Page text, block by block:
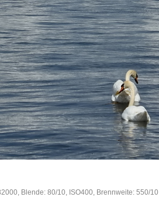
Blende: 80/10, ISO400, Brennweite: 550/10